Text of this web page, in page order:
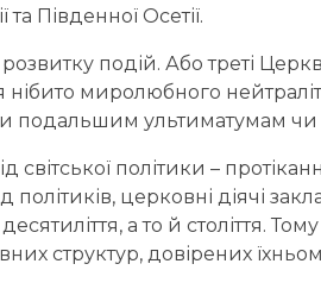
Південної Осетії.
подій. Або треті
миролюбного
подальшим ультиматумам
світської політики –
політиків, церковні діячі
а то й століття.
структур, довірених